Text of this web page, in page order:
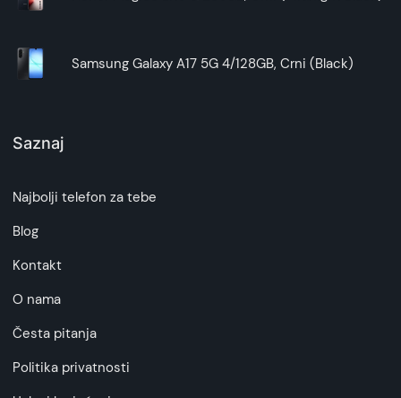
Samsung Galaxy A17 5G 4/128GB, Crni (Black)
Saznaj
Najbolji telefon za tebe
Blog
Kontakt
O nama
Česta pitanja
Politika privatnosti